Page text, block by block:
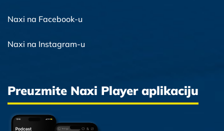
Naxi na Facebook-u
Naxi na Instagram-u
Preuzmite Naxi Player aplikaciju